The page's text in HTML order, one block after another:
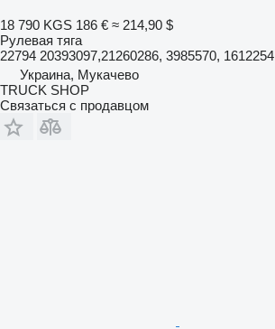
18 790 KGS 186 € ≈ 214,90 $
Рулевая тяга
22794 20393097,21260286, 3985570, 1612254
Украина, Мукачево
TRUCK SHOP
Связаться с продавцом